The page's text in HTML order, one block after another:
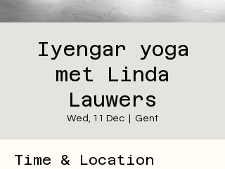
Iyengar yoga
met Linda
Lauwers
Wed, 11 Dec Gent
Time & Location